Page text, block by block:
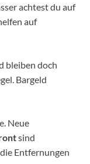
achtest du auf
auf
bleiben doch
Bargeld
Neue
sind
Entfernungen